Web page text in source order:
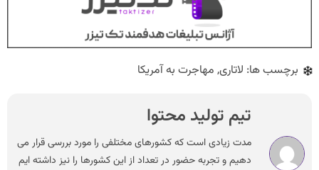
برچسب ها: لاتاری, مهاجرت به آمریکا
تیم تولید محتوا
مدت زیادی است که کشورهای مختلفی را مورد بررسی قرار می
دهیم و تجربه حضور در تعداد از این کشورها را نیز داشته ایم